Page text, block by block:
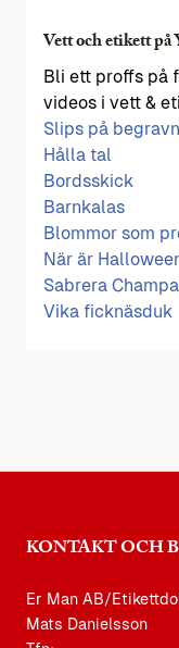
Vett och etikett på
Bli ett proffs på
videos i vett &
Slips på
Hålla tal
Bordsskick
Barnkalas
Blommor som
När är
Sabrera
Vika ficknäsduk
KONTAKT OCH
Er Man AB/
Mats Danielsson